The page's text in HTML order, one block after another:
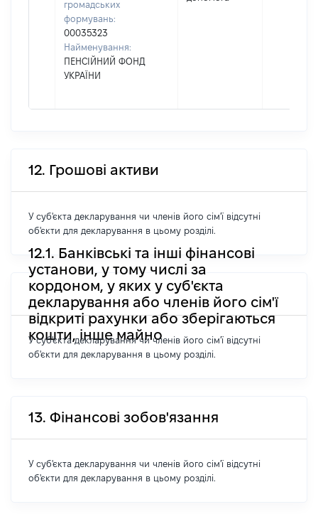
громадських
формувань:
00035323
Найменування:
ПЕНСІЙНИЙ ФОНД
УКРАЇНИ
12. Грошові активи
У суб'єкта декларування чи членів його сім'ї відсутні
об'єкти для декларування в цьому розділі.
12.1. Банківські та інші фінансові
установи, у тому числі за
кордоном, у яких у суб'єкта
декларування або членів його сім'ї
відкриті рахунки або зберігаються
кошти, інше майно
У суб'єкта декларування чи членів його сім'ї відсутні
об'єкти для декларування в цьому розділі.
13. Фінансові зобов'язання
У суб'єкта декларування чи членів його сім'ї відсутні
об'єкти для декларування в цьому розділі.